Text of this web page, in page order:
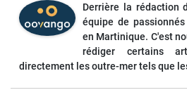
Derrière la rédaction
équipe de
en Martinique. C'est
rédiger certains
directement les outre-mer tels que